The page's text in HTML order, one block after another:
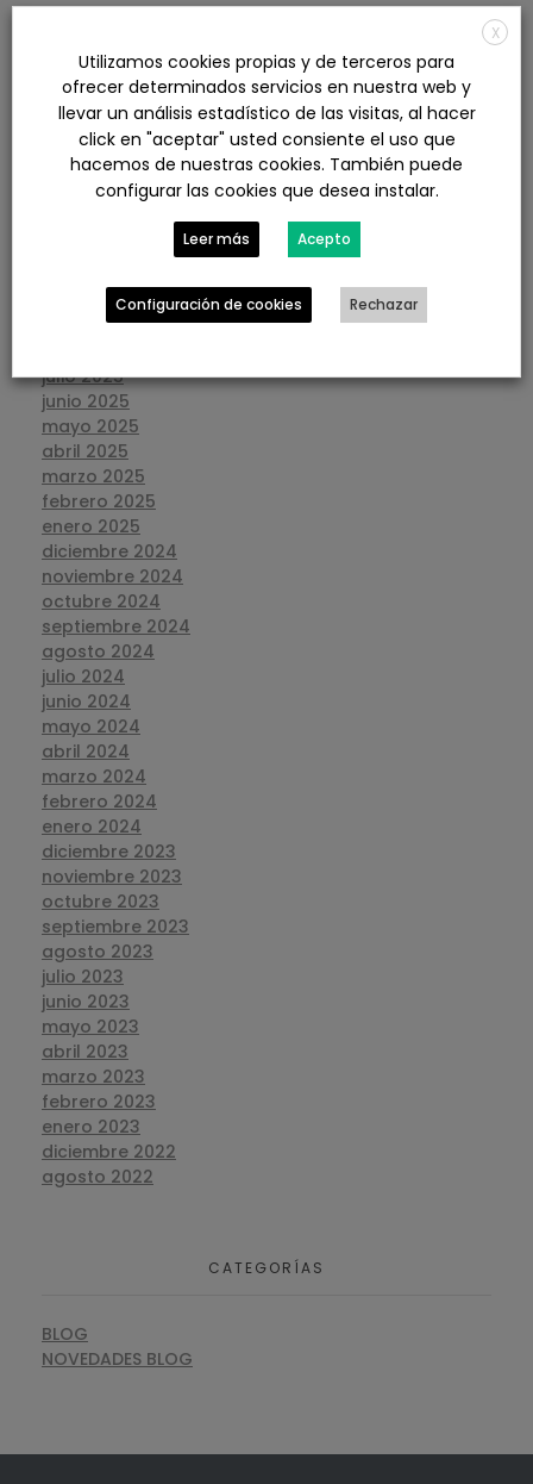
agosto 2026
julio 2026
junio 2026
mayo 2026
abril 2026
marzo 2026
febrero 2026
diciembre 2025
octubre 2025
septiembre 2025
julio 2025
junio 2025
mayo 2025
abril 2025
marzo 2025
febrero 2025
enero 2025
diciembre 2024
noviembre 2024
octubre 2024
septiembre 2024
agosto 2024
julio 2024
junio 2024
mayo 2024
abril 2024
marzo 2024
febrero 2024
enero 2024
diciembre 2023
noviembre 2023
octubre 2023
septiembre 2023
agosto 2023
julio 2023
junio 2023
mayo 2023
abril 2023
marzo 2023
febrero 2023
enero 2023
diciembre 2022
agosto 2022
CATEGORÍAS
BLOG
NOVEDADES BLOG
X
Utilizamos cookies propias y de terceros para
ofrecer determinados servicios en nuestra web y
llevar un análisis estadístico de las visitas, al hacer
click en "aceptar" usted consiente el uso que
hacemos de nuestras cookies. También puede
configurar las cookies que desea instalar.
Leer más Acepto
Configuración de cookies Rechazar